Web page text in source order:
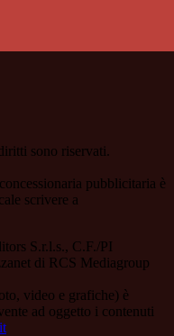
sono riservati.
pubblicitaria è
scrivere a
S.r.l.s., C.F./PI
di RCS Mediagroup
video e grafiche) è
ad oggetto i contenuti